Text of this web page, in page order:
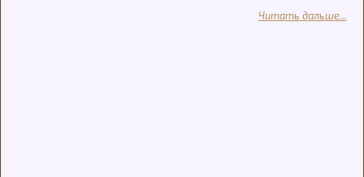
Читать дальше...